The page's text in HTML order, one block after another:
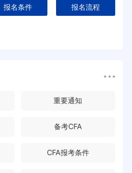
报名条件 报名流程
重要通知
备考CFA
CFA报考条件